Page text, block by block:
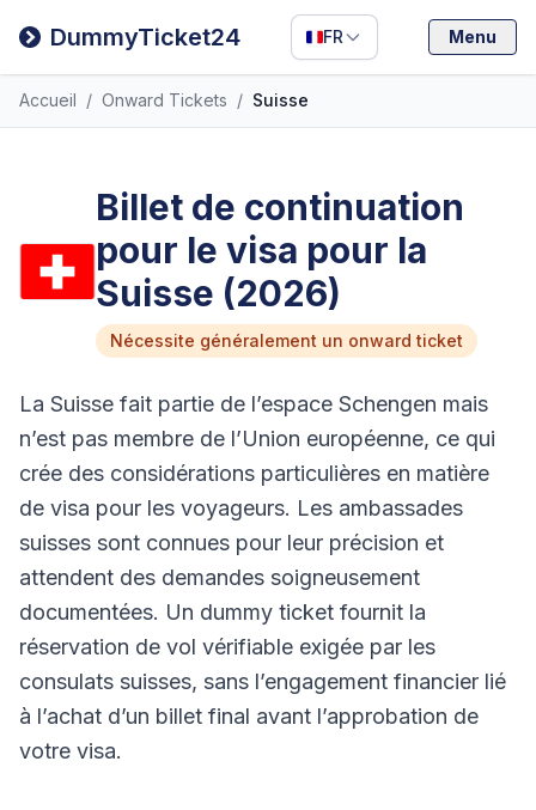
DummyTicket24 FR
Filipino
Deutsch
Menu
Accueil / Onward Tickets / Suisse
Billet de continuation
pour le visa pour la
Suisse (2026)
Nécessite généralement un onward ticket
La Suisse fait partie de l’espace Schengen mais
n’est pas membre de l’Union européenne, ce qui
crée des considérations particulières en matière
de visa pour les voyageurs. Les ambassades
suisses sont connues pour leur précision et
attendent des demandes soigneusement
documentées. Un dummy ticket fournit la
réservation de vol vérifiable exigée par les
consulats suisses, sans l’engagement financier lié
à l’achat d’un billet final avant l’approbation de
votre visa.